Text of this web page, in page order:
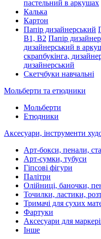
пастельний в аркушах
Калька
Картон
Папір дизайнерський
В1, В2 Папір
дизайнерський в
скрапбукінга,
дизайнерський
Скетчбуки навчальні
Мольберти та етюдники
Мольберти
Етюдники
Аксесуари, інструменти
Арт-бокси, пенали,
Арт-сумки, тубуси
Гіпсові фігури
Палітри
Олійниці, баночки,
Точилки, ластики,
Тримачі для сухих
Фартуки
Аксесуари для
Інше